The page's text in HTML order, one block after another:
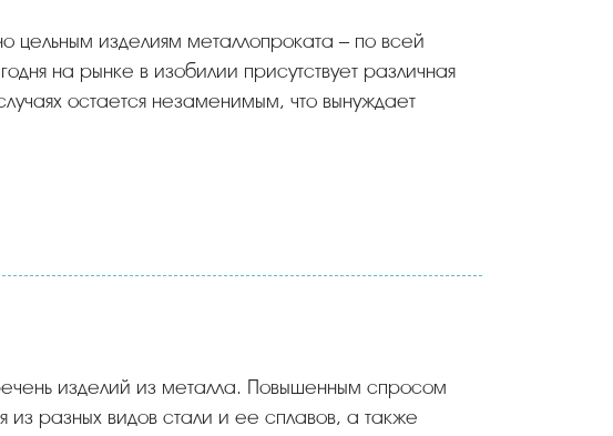
цельным изделиям металлопроката – по всей
на рынке в изобилии присутствует различная
остается незаменимым, что вынуждает
изделий из металла. Повышенным спросом
из разных видов стали и ее сплавов, а также